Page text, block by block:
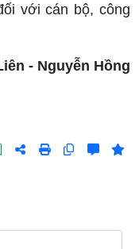
với cán bộ, công
- Nguyễn Hồng